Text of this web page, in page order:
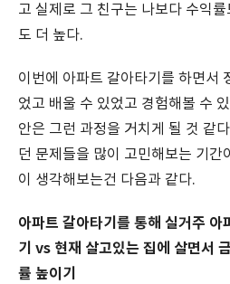
고 실제로 그 친구는 나보다 수익
도 더 높다.
이번에 아파트 갈아타기를 하면서
었고 배울 수 있었고 경험해볼 수
안은 그런 과정을 거치게 될 것 같
던 문제들을 많이 고민해보는 기간
이 생각해보는건 다음과 같다.
아파트 갈아타기를 통해 실거주 아
기 vs 현재 살고있는 집에 살면서
률 높이기